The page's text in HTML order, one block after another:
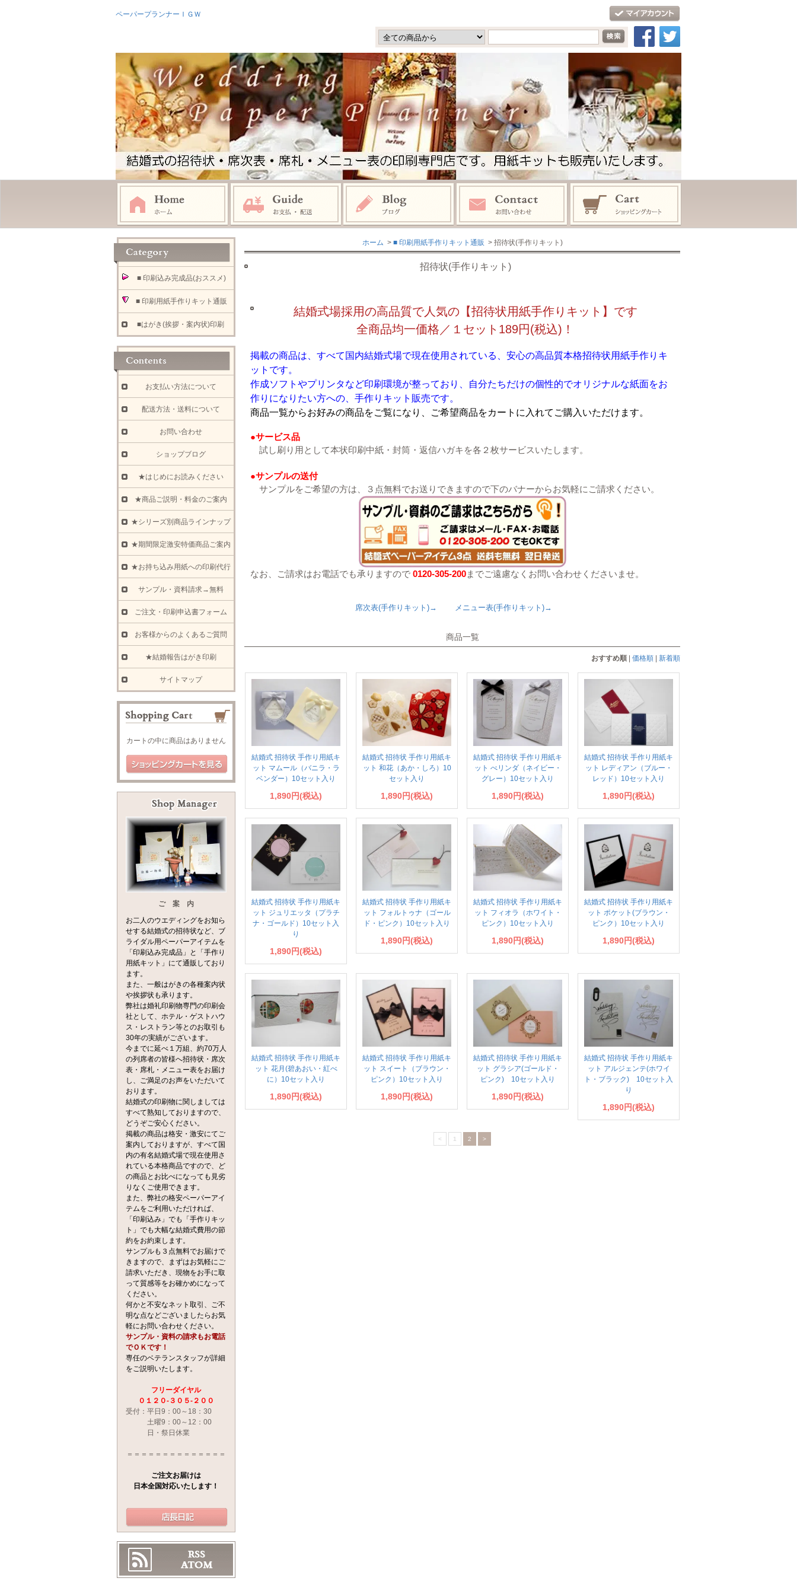
ペーパープランナーＩＧＷ
ホーム > ■ 印刷用紙手作りキット通販 > 招待状(手作りキット)
招待状(手作りキット)
結婚式場採用の高品質で人気の【招待状用紙手作りキット】です
全商品均一価格／１セット189円(税込)！
掲載の商品は、すべて国内結婚式場で現在使用されている、安心の高品質本格招待状用紙手作りキ
ットです。
作成ソフトやプリンタなど印刷環境が整っており、自分たちだけの個性的でオリジナルな紙面をお
作りになりたい方への、手作りキット販売です。
商品一覧からお好みの商品をご覧になり、ご希望商品をカートに入れてご購入いただけます。
●サービス品
試し刷り用として本状印刷中紙・封筒・返信ハガキを各２枚サービスいたします。
●サンプルの送付
サンプルをご希望の方は、３点無料でお送りできますので下のバナーからお気軽にご請求ください。
なお、ご請求はお電話でも承りますので 0120-305-200までご遠慮なくお問い合わせくださいませ。
席次表(手作りキット)→ メニュー表(手作りキット)→
商品一覧
おすすめ順 価格順 新着順
結婚式 招待状 手作り用紙キ
ット マムール（バニラ・ラ
ベンダー）10セット入り
1,890円(税込)
結婚式 招待状 手作り用紙キ
ット 和花（あか・しろ）10
セット入り
1,890円(税込)
結婚式 招待状 手作り用紙キ
ット べリンダ（ネイビー・
グレー）10セット入り
1,890円(税込)
結婚式 招待状 手作り用紙キ
ット レディアン（ブルー・
レッド）10セット入り
1,890円(税込)
結婚式 招待状 手作り用紙キ
ット ジュリエッタ（プラチ
ナ・ゴールド）10セット入
り
1,890円(税込)
結婚式 招待状 手作り用紙キ
ット フォルトゥナ（ゴール
ド・ピンク）10セット入り
1,890円(税込)
結婚式 招待状 手作り用紙キ
ット フィオラ（ホワイト・
ピンク）10セット入り
1,890円(税込)
結婚式 招待状 手作り用紙キ
ット ポケット(ブラウン・
ピンク）10セット入り
1,890円(税込)
結婚式 招待状 手作り用紙キ
ット 花月(碧あおい・紅べ
に）10セット入り
1,890円(税込)
結婚式 招待状 手作り用紙キ
ット スイート（ブラウン・
ピンク）10セット入り
1,890円(税込)
結婚式 招待状 手作り用紙キ
ット グラシア(ゴールド・
ピンク) 10セット入り
1,890円(税込)
結婚式 招待状 手作り用紙キ
ット アルジェンテ(ホワイ
ト・ブラック) 10セット入
り
1,890円(税込)
< 1 2 >
■ 印刷込み完成品(おススメ)
■ 印刷用紙手作りキット通販
■はがき(挨拶・案内状)印刷
お支払い方法について
配送方法・送料について
お問い合わせ
ショップブログ
★はじめにお読みください
★商品ご説明・料金のご案内
★シリーズ別商品ラインナップ
★期間限定激安特価商品ご案内
★お持ち込み用紙への印刷代行
サンプル・資料請求→無料
ご注文・印刷申込書フォーム
お客様からのよくあるご質問
★結婚報告はがき印刷
サイトマップ
カートの中に商品はありません
ご 案 内
お二人のウエディングをお知ら
せする結婚式の招待状など、ブ
ライダル用ペーパーアイテムを
「印刷込み完成品」と「手作り
用紙キット」にて通販しており
ます。
また、一般はがきの各種案内状
や挨拶状も承ります。
弊社は婚礼印刷物専門の印刷会
社として、ホテル・ゲストハウ
ス・レストラン等とのお取引も
30年の実績がございます。
今までに延べ１万組、約70万人
の列席者の皆様へ招待状・席次
表・席札・メニュー表をお届け
し、ご満足のお声をいただいて
おります。
結婚式の印刷物に関しましては
すべて熟知しておりますので、
どうぞご安心ください。
掲載の商品は格安・激安にてご
案内しておりますが、すべて国
内の有名結婚式場で現在使用さ
れている本格商品ですので、ど
の商品とお比べになっても見劣
りなくご使用できます。
また、弊社の格安ペーパーアイ
テムをご利用いただければ、
「印刷込み」でも「手作りキッ
ト」でも大幅な結婚式費用の節
約をお約束します。
サンプルも３点無料でお届けで
きますので、まずはお気軽にご
請求いただき、現物をお手に取
って質感等をお確かめになって
ください。
何かと不安なネット取引、ご不
明な点などございましたらお気
軽にお問い合わせください。
サンプル・資料の請求もお電話
でＯＫです！
専任のベテランスタッフが詳細
をご説明いたします。
フリーダイヤル
０１２０-３０５‐２００
受付：平日9：00～18：30
土曜9：00～12：00
日・祭日休業
＝＝＝＝＝＝＝＝＝＝＝＝＝＝
ご注文お届けは
日本全国対応いたします！